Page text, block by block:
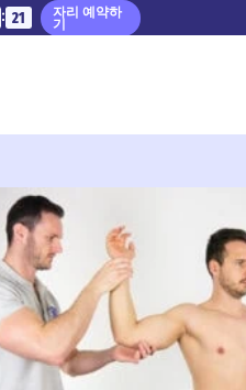
: 20 자리 예약하
기